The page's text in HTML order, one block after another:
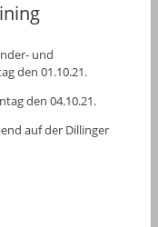
und
den 01.10.21.
den 04.10.21.
auf der Dillinger